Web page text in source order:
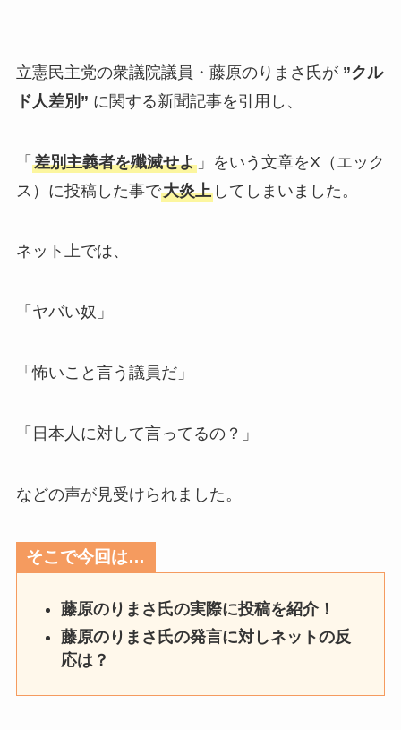
立憲民主党の衆議院議員・藤原のりまさ氏が ”クル
ド人差別” に関する新聞記事を引用し、
「 差別主義者を殲滅せよ」をいう文章をX（エック
ス）に投稿した事で大炎上してしまいました。
ネット上では、
「ヤバい奴」
「怖いこと言う議員だ」
「日本人に対して言ってるの？」
などの声が見受けられました。
そこで今回は…
藤原のりまさ氏の実際に投稿を紹介！
藤原のりまさ氏の発言に対しネットの反
応は？